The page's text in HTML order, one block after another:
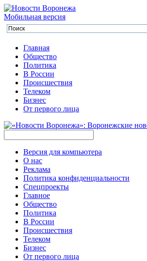
Мобильная версия
Главная
Общество
Политика
В России
Происшествия
Телеком
Бизнес
От первого лица
Версия для компьютера
О нас
Реклама
Политика конфиденциальности
Спецпроекты
Главное
Общество
Политика
В России
Происшествия
Телеком
Бизнес
От первого лица